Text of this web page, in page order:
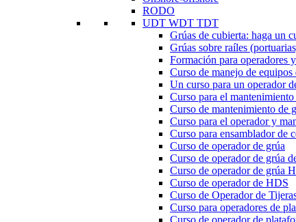
RODO
UDT WDT TDT
Grúas de cubierta: haga un
Grúas sobre raíles
Formación para operadores
Curso de manejo de
Un curso para un operador
Curso para el
Curso de mantenimiento de
Curso para el operador y
Curso para ensamblador de
Curso de operador de grúa
Curso de operador de grúa
Curso de operador de grúa
Curso de operador de HDS
Curso de Operador de
Curso para operadores de
Curso de operador de